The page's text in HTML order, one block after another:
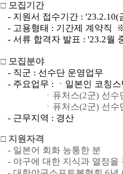
□ 모집기간
- 지원서 접수기간 : '23.2.10(
- 고용형태 : 기간제 계약직
- 서류 합격자 발표 : '23.2월
□ 모집분야
- 직군 : 선수단 운영업무
- 주요업무 : ㆍ일본인 코칭스
ㆍ퓨처스(2군) 선수
ㆍ퓨처스(2군) 선수
- 근무지역 : 경산
□ 지원자격
- 일본어 회화 능통한 분
- 야구에 대한 지식과 열정을